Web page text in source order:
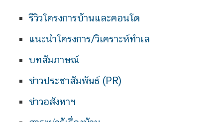
รีวิวโครงการบ้านและคอนโด
แนะนำโครงการ/วิเคราะห์ทำเล
บทสัมภาษณ์
ข่าวประชาสัมพันธ์ (PR)
ข่าวอสังหาฯ